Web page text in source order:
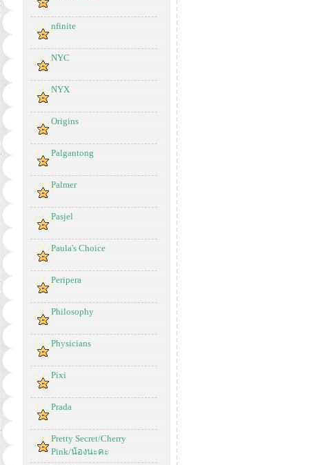
nfinite
NYC
NYX
Origins
Palgantong
Palmer
Pasjel
Paula's Choice
Peripera
Philosophy
Physicians
Pixi
Prada
Pretty Secret/Cherry
Pink/น้องนะคะ